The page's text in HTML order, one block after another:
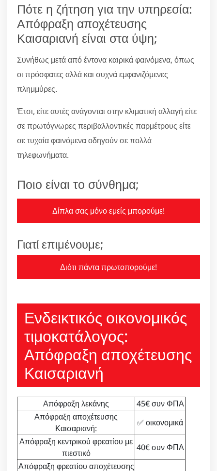
Πότε η ζήτηση για την υπηρεσία:
Απόφραξη αποχέτευσης
Καισαριανή είναι στα ύψη;
Συνήθως μετά από έντονα καιρικά φαινόμενα, όπως
οι πρόσφατες αλλά και συχνά εμφανιζόμενες
πλημμύρες.
Έτσι, είτε αυτές ανάγονται στην κλιματική αλλαγή είτε
σε πρωτόγνωρες περιβαλλοντικές παρμέτρους είτε
σε τυχαία φαινόμενα οδηγούν σε πολλά
τηλεφωνήματα.
Ποιο είναι το σύνθημα;
Δίπλα σας μόνο εμείς μπορούμε!
Γιατί επιμένουμε;
Διότι πάντα πρωτοπορούμε!
Ενδεικτικός οικονομικός
τιμοκατάλογος:
Απόφραξη αποχέτευσης
Καισαριανή
Απόφραξη λεκάνης
45€ συν ΦΠΑ
Απόφραξη αποχέτευσης
Καισαριανή:
✅ οικονομικά
Απόφραξη κεντρικού φρεατίου με
πιεστικό
40€ συν ΦΠΑ
Απόφραξη φρεατίου αποχέτευσης